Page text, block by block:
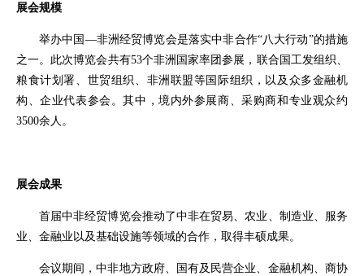
展会规模
举办中国—非洲经贸博览会是落实中非合作“八大行动”的措施
之一。此次博览会共有53个非洲国家率团参展，联合国工发组织、
粮食计划署、 世贸组织
、非洲联盟等国际组织，以及众多金融机
构、企业代表参会。其中，境内外参展商、采购商和专业观众约
3500余人。
展会成果
首届中非经贸博览会推动了中非在贸易、农业、制造业、服务
业、金融业以及基础设施等领域的合作，取得丰硕成果。
会议期间，中非地方政府、国有及民营企业、金融机构、商协